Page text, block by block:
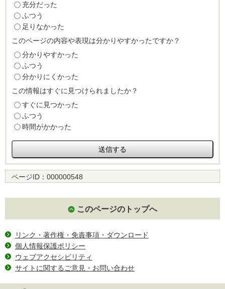
充分だった
ふつう
足りなかった
このページの内容や表現は分かりやすかったですか？
分かりやすかった
ふつう
分かりにくかった
この情報はすぐに見つけられましたか？
すぐに見つかった
ふつう
時間がかかった
ページID： 000000548
このページのトップへ
リンク・著作権・免責事項・ダウンロード
個人情報保護ポリシー
ウェブアクセシビリティ
サイトに関するご意見・お問い合わせ